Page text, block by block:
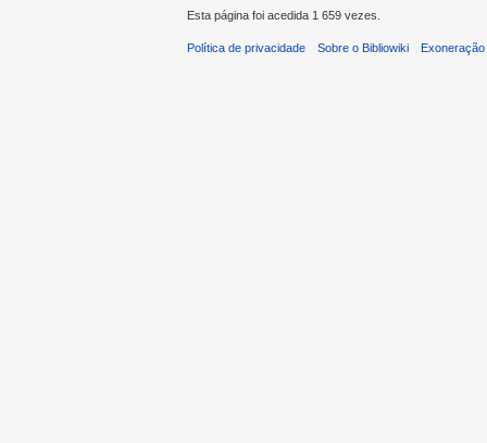
Esta página foi acedida 1 659 vezes.
Política de privacidade Sobre o Bibliowiki